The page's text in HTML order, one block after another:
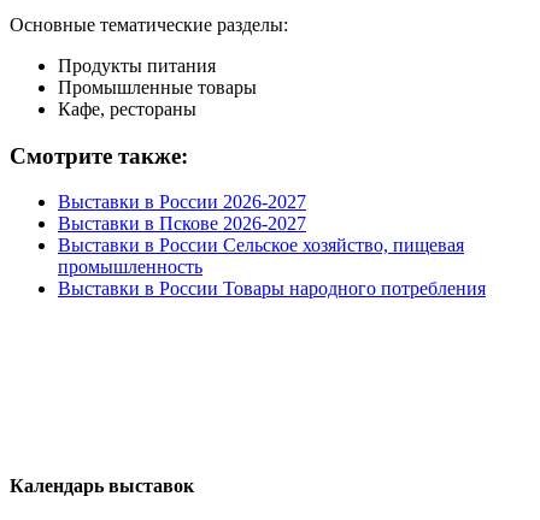
Основные тематические разделы:
Продукты питания
Промышленные товары
Кафе, рестораны
Смотрите также:
Выставки в России 2026-2027
Выставки в Пскове 2026-2027
Выставки в России Сельское хозяйство, пищевая
промышленность
Выставки в России Товары народного потребления
Календарь выставок